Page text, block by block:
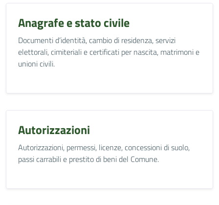
Anagrafe e stato civile
Documenti d’identità, cambio di residenza, servizi
elettorali, cimiteriali e certificati per nascita, matrimoni e
unioni civili.
Autorizzazioni
Autorizzazioni, permessi, licenze, concessioni di suolo,
passi carrabili e prestito di beni del Comune.